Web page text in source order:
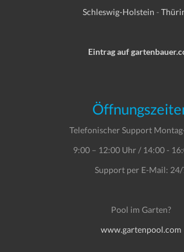
Schleswig-Holstein -
Eintrag auf
Telefonischer Support
9:00 – 12:00 Uhr / 14:00 -
Support per E-Mail:
Pool im Garten?
www.gartenpool.com